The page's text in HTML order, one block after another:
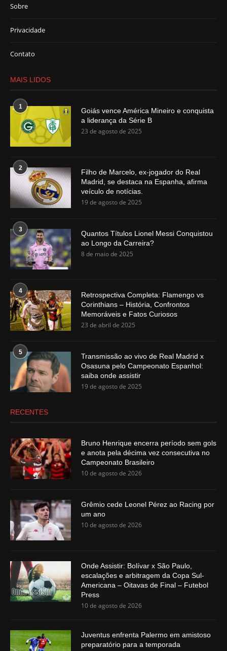
Sobre
Privacidade
Contato
MAIS LIDOS
1
Goiás vence América Mineiro e conquista
a liderança da Série B
23 de agosto de 2025
2
Filho de Marcelo, ex-jogador do Real
Madrid, se destaca na Espanha, afirma
veículo de notícias.
19 de agosto de 2025
3
Quantos Títulos Lionel Messi Conquistou
ao Longo da Carreira?
8 de maio de 2025
4
Retrospectiva Completa: Flamengo vs
Corinthians – História, Confrontos
Memoráveis e Fatos Curiosos
23 de abril de 2025
5
Transmissão ao vivo de Real Madrid x
Osasuna pelo Campeonato Espanhol:
saiba onde assistir
19 de agosto de 2025
RECENTES
Bruno Henrique encerra período sem gols
e anota pela décima vez consecutiva no
Campeonato Brasileiro
10 de agosto de 2026
Grêmio cede Leonel Pérez ao Racing por
um ano
10 de agosto de 2026
Onde Assistir: Bolívar x São Paulo,
escalações e arbitragem da Copa Sul-
Americana – Oitavas de Final – Futebol
Press
10 de agosto de 2026
Juventus enfrenta Palermo em amistoso
preparatório para a temporada